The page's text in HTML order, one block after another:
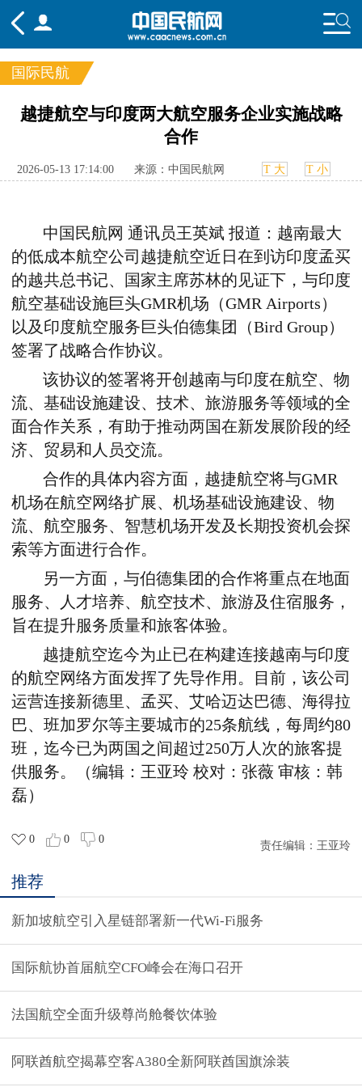
频道
国内
航图 智库 专题 舆情
国际民航
越捷航空与印度两大航空服务企业实施战略
合作
2026-05-13 17:14:00 来源：中国民航网 T 大 T 小
中国民航网 通讯员王英斌 报道： 越南最大
的低成本航空公司越捷航空近日在到访印度孟买
的越共总书记、国家主席苏林的见证下，与印度
航空基础设施巨头GMR机场（GMR Airports）
以及印度航空服务巨头伯德集团（Bird Group）
签署了战略合作协议。
该协议的签署将开创越南与印度在航空、物
流、基础设施建设、技术、旅游服务等领域的全
面合作关系，有助于推动两国在新发展阶段的经
济、贸易和人员交流。
合作的具体内容方面，越捷航空将与GMR
机场在航空网络扩展、机场基础设施建设、物
流、航空服务、智慧机场开发及长期投资机会探
索等方面进行合作。
另一方面，与伯德集团的合作将重点在地面
服务、人才培养、航空技术、旅游及住宿服务，
旨在提升服务质量和旅客体验。
越捷航空迄今为止已在构建连接越南与印度
的航空网络方面发挥了先导作用。目前，该公司
运营连接新德里、孟买、艾哈迈达巴德、海得拉
巴、班加罗尔等主要城市的25条航线，每周约80
班，迄今已为两国之间超过250万人次的旅客提
供服务。
（编辑：王亚玲 校对：张薇 审核：韩
磊）
0 0 0
责任编辑： 王亚玲
推荐
新加坡航空引入星链部署新一代Wi-Fi服务
国际航协首届航空CFO峰会在海口召开
法国航空全面升级尊尚舱餐饮体验
阿联酋航空揭幕空客A380全新阿联酋国旗涂装